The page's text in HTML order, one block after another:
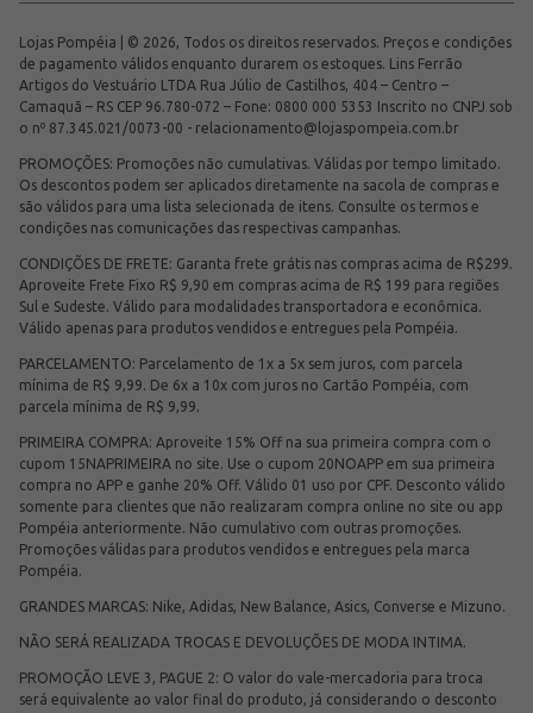
Lojas Pompéia | © 2026, Todos os direitos reservados. Preços e condições
de pagamento válidos enquanto durarem os estoques. Lins Ferrão
Artigos do Vestuário LTDA Rua Júlio de Castilhos, 404 – Centro –
Camaquã – RS CEP 96.780-072 – Fone: 0800 000 5353 Inscrito no CNPJ sob
o nº 87.345.021/0073-00 - relacionamento@lojaspompeia.com.br
PROMOÇÕES: Promoções não cumulativas. Válidas por tempo limitado.
Os descontos podem ser aplicados diretamente na sacola de compras e
são válidos para uma lista selecionada de itens. Consulte os termos e
condições nas comunicações das respectivas campanhas.
CONDIÇÕES DE FRETE: Garanta frete grátis nas compras acima de R$299.
Aproveite Frete Fixo R$ 9,90 em compras acima de R$ 199 para regiões
Sul e Sudeste. Válido para modalidades transportadora e econômica.
Válido apenas para produtos vendidos e entregues pela Pompéia.
PARCELAMENTO: Parcelamento de 1x a 5x sem juros, com parcela
mínima de R$ 9,99. De 6x a 10x com juros no Cartão Pompéia, com
parcela mínima de R$ 9,99.
PRIMEIRA COMPRA: Aproveite 15% Off na sua primeira compra com o
cupom 15NAPRIMEIRA no site. Use o cupom 20NOAPP em sua primeira
compra no APP e ganhe 20% Off. Válido 01 uso por CPF. Desconto válido
somente para clientes que não realizaram compra online no site ou app
Pompéia anteriormente. Não cumulativo com outras promoções.
Promoções válidas para produtos vendidos e entregues pela marca
Pompéia.
GRANDES MARCAS: Nike, Adidas, New Balance, Asics, Converse e Mizuno.
NÃO SERÁ REALIZADA TROCAS E DEVOLUÇÕES DE MODA INTIMA.
PROMOÇÃO LEVE 3, PAGUE 2: O valor do vale-mercadoria para troca
será equivalente ao valor final do produto, já considerando o desconto